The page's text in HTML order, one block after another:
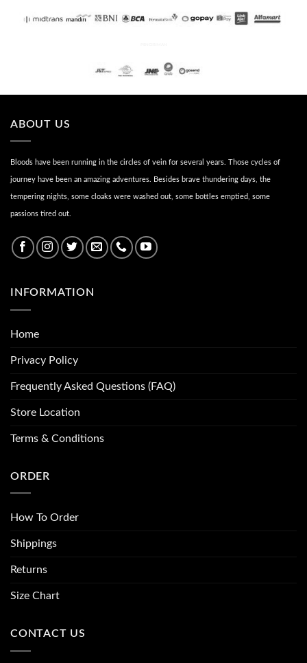
ABOUT US
Bloods have been running in the circles of vein for several years. Those cycles of
journey have been an amazing adventures. Besides brave thundering days, the
tempering nights, some cloaks were washed out, some bottles emptied, some
passions tired out.
INFORMATION
Home
Privacy Policy
Frequently Asked Questions (FAQ)
Store Location
Terms & Conditions
ORDER
How To Order
Shippings
Returns
Size Chart
CONTACT US